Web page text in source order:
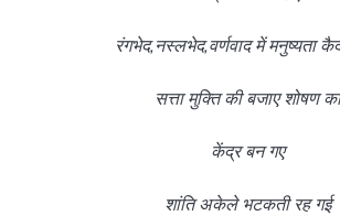
रंगभेद,नस्लभेद,वर्णवाद में मनुष्यता
सत्ता मुक्ति की बजाए शोषण का
केंद्र बन गए
शांति अकेले भटकती रह गई